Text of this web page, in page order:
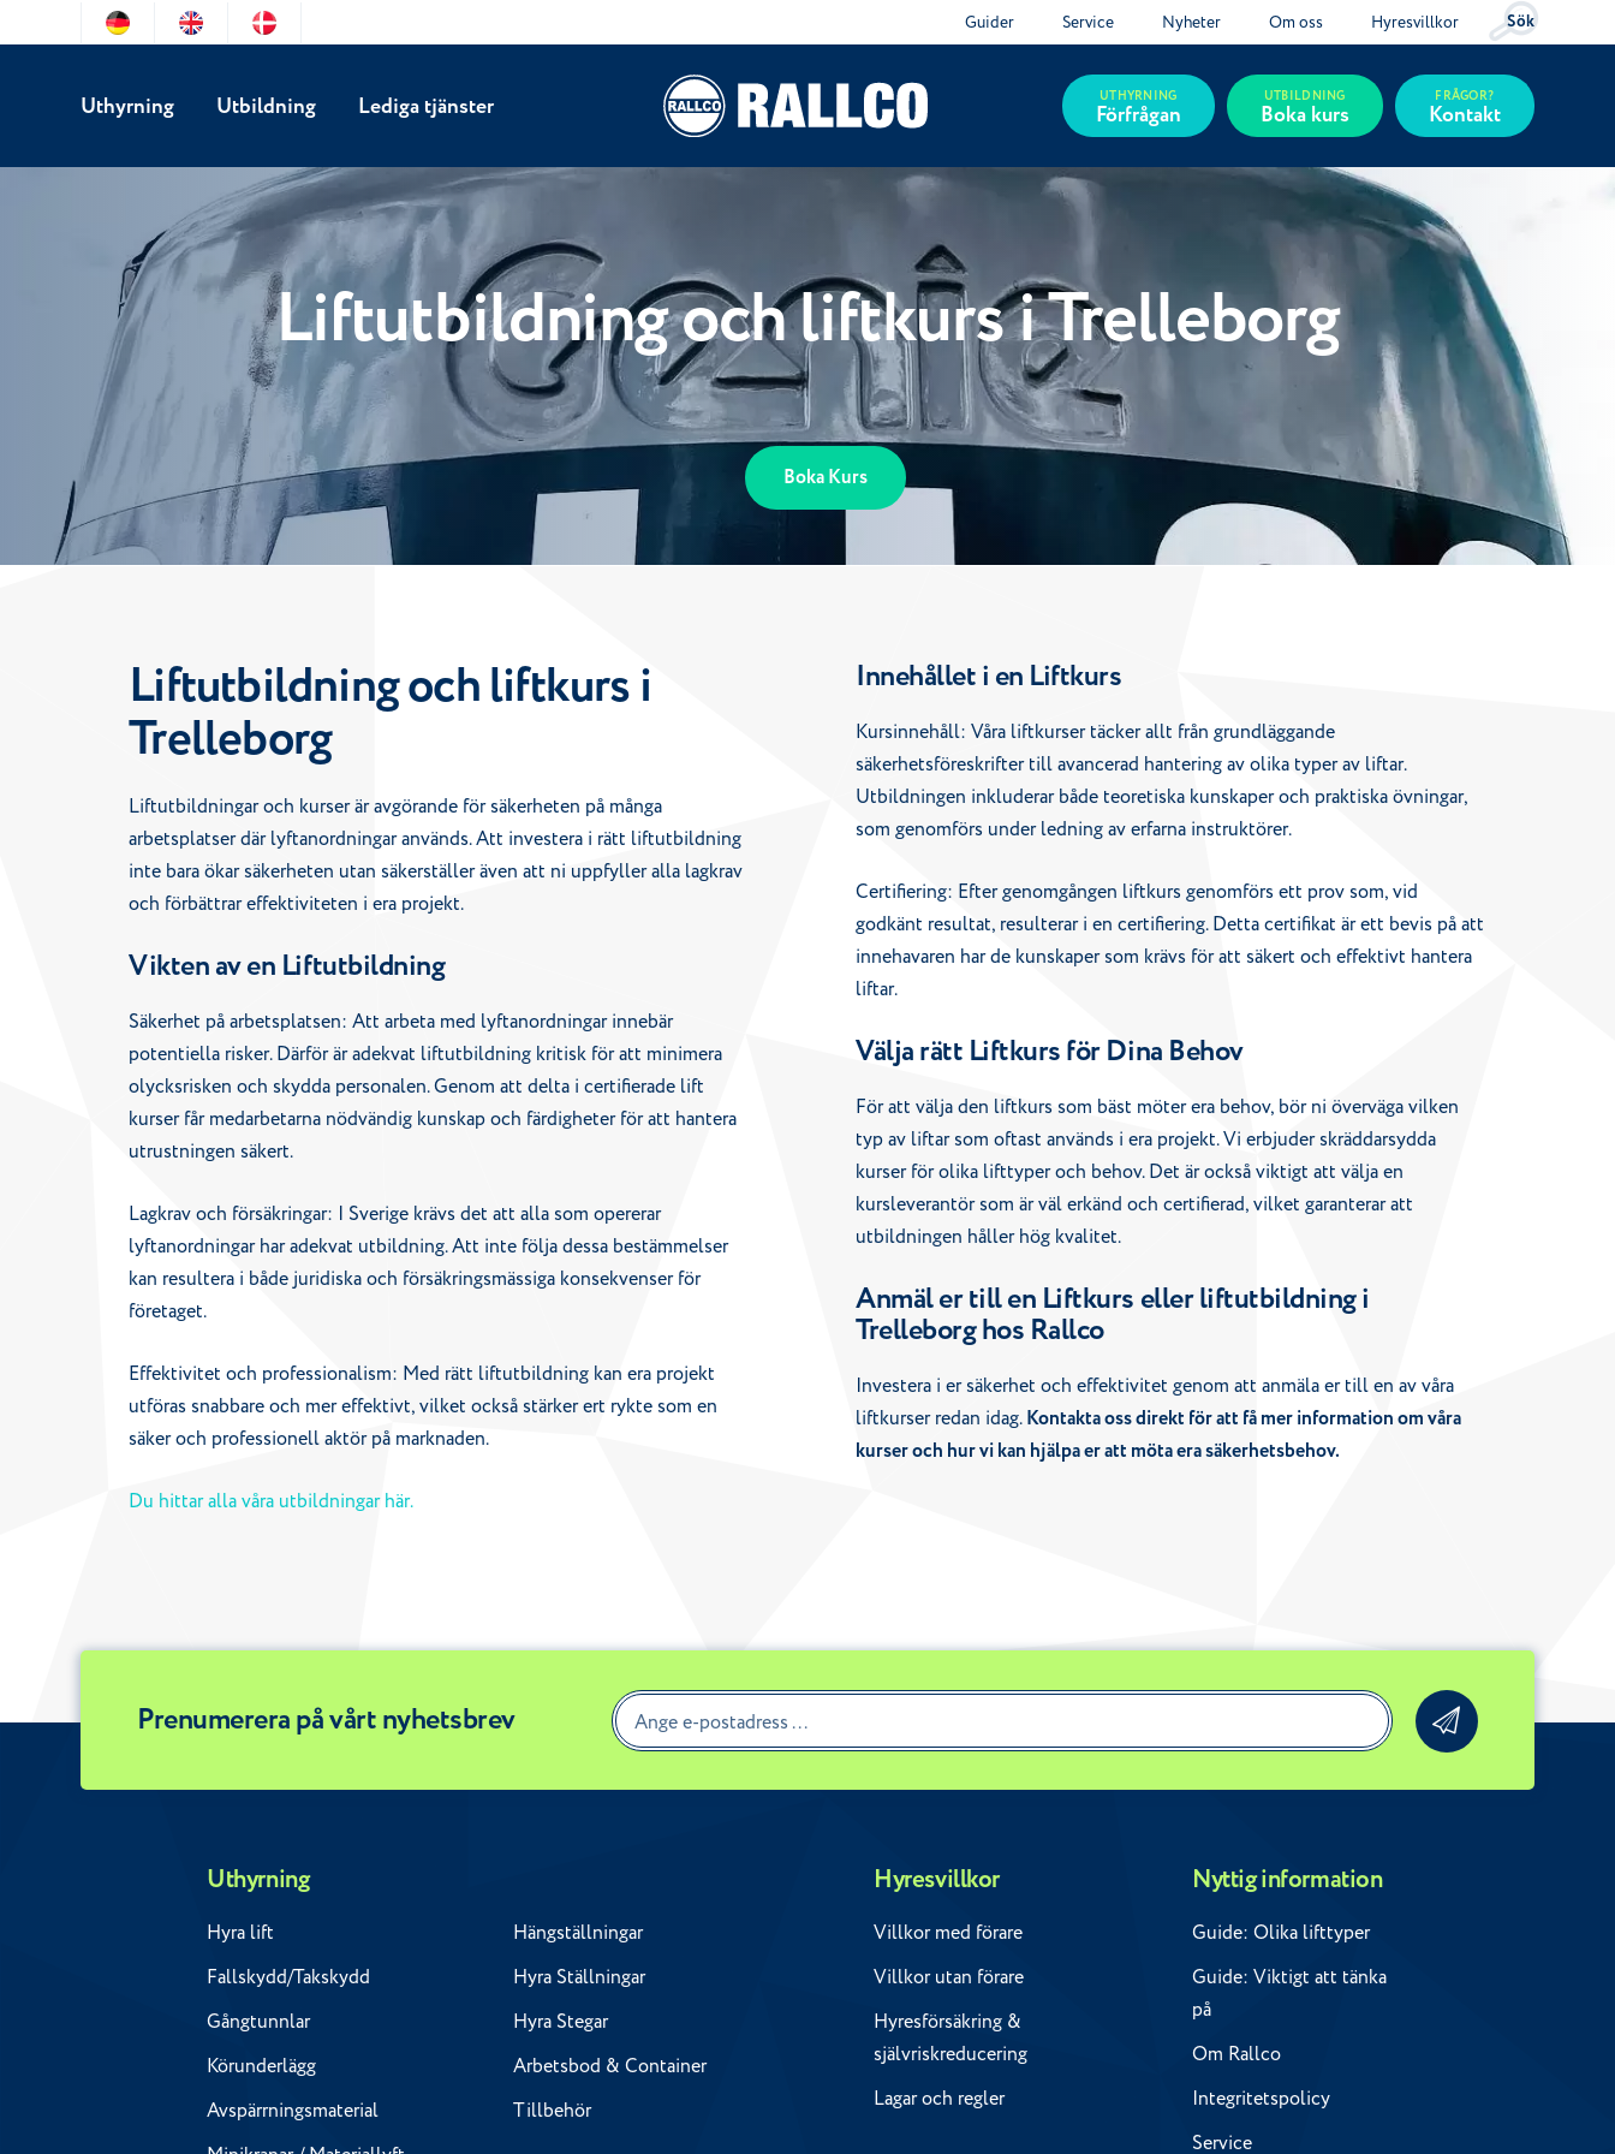
Guider Service Nyheter Om oss Hyresvillkor Sök
Uthyrning Utbildning Lediga tjänster FRÅGOR?
Kontakt
UTBILDNING
Boka kurs
UTHYRNING
Förfrågan
Liftutbildning och liftkurs i Trelleborg
Boka Kurs
Liftutbildning och liftkurs i
Trelleborg
Liftutbildningar och kurser är avgörande för säkerheten på många
arbetsplatser där lyftanordningar används. Att investera i rätt liftutbildning
inte bara ökar säkerheten utan säkerställer även att ni uppfyller alla lagkrav
och förbättrar effektiviteten i era projekt.
Vikten av en Liftutbildning
Säkerhet på arbetsplatsen: Att arbeta med lyftanordningar innebär
potentiella risker. Därför är adekvat liftutbildning kritisk för att minimera
olycksrisken och skydda personalen. Genom att delta i certifierade lift
kurser får medarbetarna nödvändig kunskap och färdigheter för att hantera
utrustningen säkert.
Lagkrav och försäkringar: I Sverige krävs det att alla som opererar
lyftanordningar har adekvat utbildning. Att inte följa dessa bestämmelser
kan resultera i både juridiska och försäkringsmässiga konsekvenser för
företaget.
Effektivitet och professionalism: Med rätt liftutbildning kan era projekt
utföras snabbare och mer effektivt, vilket också stärker ert rykte som en
säker och professionell aktör på marknaden.
Du hittar alla våra utbildningar här.
Innehållet i en Liftkurs
Kursinnehåll: Våra liftkurser täcker allt från grundläggande
säkerhetsföreskrifter till avancerad hantering av olika typer av liftar.
Utbildningen inkluderar både teoretiska kunskaper och praktiska övningar,
som genomförs under ledning av erfarna instruktörer.
Certifiering: Efter genomgången liftkurs genomförs ett prov som, vid
godkänt resultat, resulterar i en certifiering. Detta certifikat är ett bevis på att
innehavaren har de kunskaper som krävs för att säkert och effektivt hantera
liftar.
Välja rätt Liftkurs för Dina Behov
För att välja den liftkurs som bäst möter era behov, bör ni överväga vilken
typ av liftar som oftast används i era projekt. Vi erbjuder skräddarsydda
kurser för olika lifttyper och behov. Det är också viktigt att välja en
kursleverantör som är väl erkänd och certifierad, vilket garanterar att
utbildningen håller hög kvalitet.
Anmäl er till en Liftkurs eller liftutbildning i
Trelleborg hos Rallco
Investera i er säkerhet och effektivitet genom att anmäla er till en av våra
liftkurser redan idag.Kontakta oss direkt för att få mer information om våra
kurser och hur vi kan hjälpa er att möta era säkerhetsbehov.
Prenumerera på vårt nyhetsbrev
Uthyrning
Hyra lift
Fallskydd/Takskydd
Gångtunnlar
Körunderlägg
Avspärrningsmaterial
Hängställningar
Hyra Ställningar
Hyra Stegar
Arbetsbod & Container
Tillbehör
Hyresvillkor
Villkor med förare
Villkor utan förare
Hyresförsäkring &
självriskreducering
Lagar och regler
Nyttig information
Guide: Olika lifttyper
Guide: Viktigt att tänka
på
Om Rallco
Integritetspolicy
Service